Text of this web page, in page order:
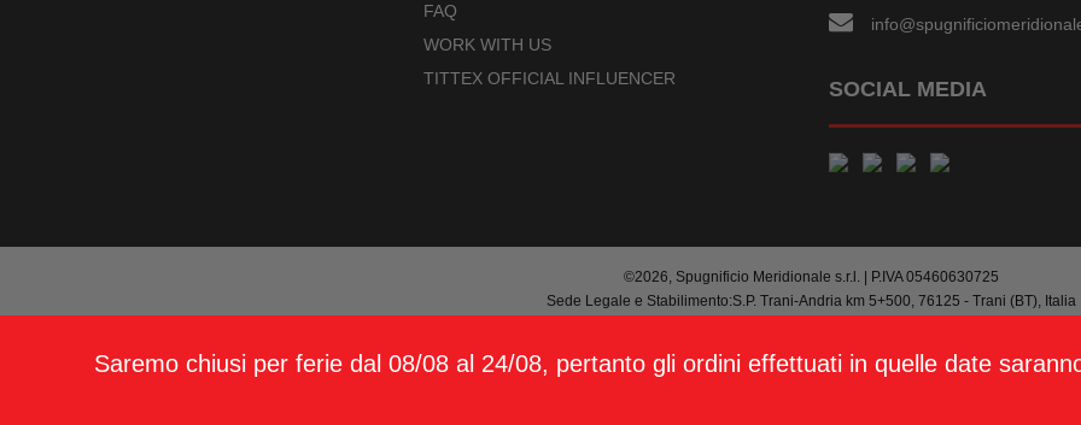
FAQ
WORK WITH US
TITTEX OFFICIAL INFLUENCER
SOCIAL MEDIA
©2026, Spugnificio Meridionale s.r.l. | P.IVA 05460630725
Sede Legale e Stabilimento:S.P. Trani-Andria km 5+500, 76125 - Trani (BT), Italia
Saremo chiusi per ferie dal 08/08 al 24/08, pertanto gli ordini effettuati in quelle date